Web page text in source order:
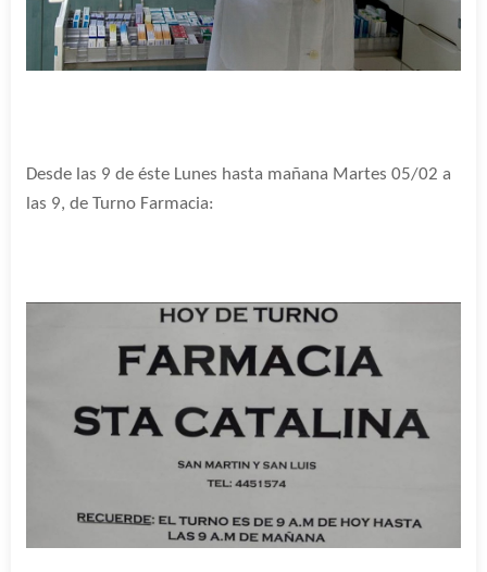
Desde las 9 de éste Lunes hasta mañana Martes 05/02 a
las 9, de Turno Farmacia: